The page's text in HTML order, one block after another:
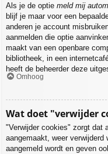
Als je de optie meld mij
blijf je maar voor een
anderen je account
aanmelden die optie
maakt van een openbare
bibliotheek, in een
heeft de beheerder deze
Omhoog
Wat doet "verwijder
"Verwijder cookies" zorgt dat
aangemaakt, weer
aangemeld wordt en geven